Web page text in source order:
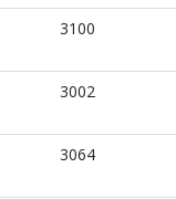
3100
3002
3064